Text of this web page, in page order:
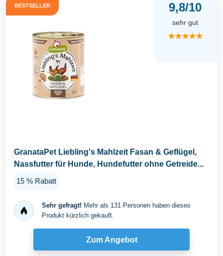
BESTSELLER 9,8/10
sehr gut
★★★★★
GranataPet Liebling's Mahlzeit Fasan & Geflügel,
Nassfutter für Hunde, Hundefutter ohne Getreide...
15 % Rabatt
Sehr gefragt! Mehr als 131 Personen haben dieses
Produkt kürzlich gekauft.
Zum Angebot